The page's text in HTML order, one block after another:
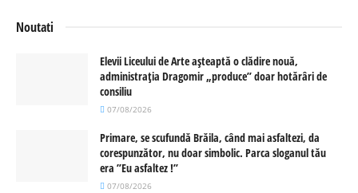
Noutati
Elevii Liceului de Arte așteaptă o clădire nouă,
administrația Dragomir „produce” doar hotărâri de
consiliu
07/08/2026
Primare, se scufundă Brăila, când mai asfaltezi, da
corespunzător, nu doar simbolic. Parca sloganul tău
era ”Eu asfaltez !”
07/08/2026